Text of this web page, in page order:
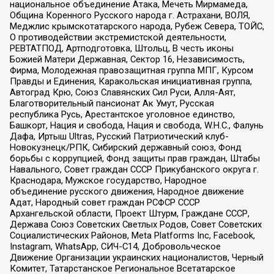
национальное объединение Атака, Мечеть Мирмамеда,
Община Коренного Русского народа г. Астрахани, ВОЛЯ,
Меджлис крымскотатарского народа, Рубеж Севера, ТОЙС,
О противодействии экстремистской деятельности,
РЕВТАТПОД, Артподготовка, Штольц, В честь иконы
Божией Матери Державная, Сектор 16, Независимость,
Фирма, Молодежная правозащитная группа МПГ, Курсом
Правды и Единения, Каракольская инициативная группа,
Автоград Крю, Союз Славянских Сил Руси, Алля-Аят,
Благотворительный пансионат Ак Умут, Русская
республика Русь, Арестантское уголовное единство,
Башкорт, Нация и свобода, Нация и свобода, W.H.С., Фалунь
Дафа, Иртыш Ultras, Русский Патриотический клуб-
Новокузнецк/РПК, Сибирский державный союз, Фонд
борьбы с коррупцией, Фонд защиты прав граждан, Штабы
Навального, Совет граждан СССР Прикубанского округа г.
Краснодара, Мужское государство, Народное
объединение русского движения, Народное движение
Адат, Народный совет граждан РСФСР СССР
Архангельской области, Проект Штурм, Граждане СССР,
Держава Союз Советских Светлых Родов, Совет Советских
Социалистических Районов, Meta Platforms Inc, Facebook,
Instagram, WhatsApp, СИЧ-С14, Добровольческое
Движение Организации украинских националистов, Черный
Комитет, Татарстанское Региональное Всетатарское